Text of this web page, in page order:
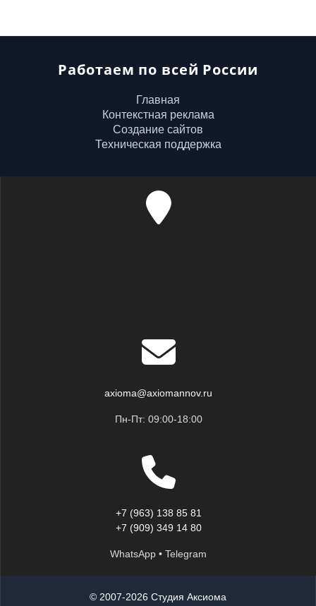
Работаем по всей России
Главная
Контекстная реклама
Создание сайтов
Техническая поддержка
axioma@axiomannov.ru
Пн-Пт: 09:00-18:00
+7 (963) 138 85 81
+7 (909) 349 14 80
WhatsApp • Telegram
© 2007-2026 Студия Аксиома